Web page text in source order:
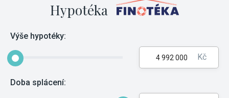
Hypotéka
Výše hypotéky:
Kč
Doba splácení: